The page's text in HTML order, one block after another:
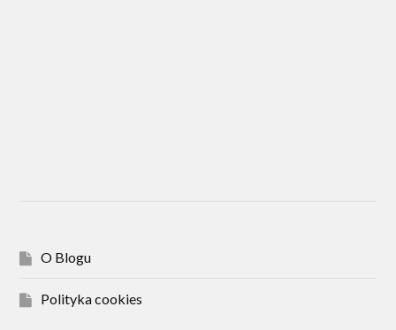
O Blogu
Polityka cookies